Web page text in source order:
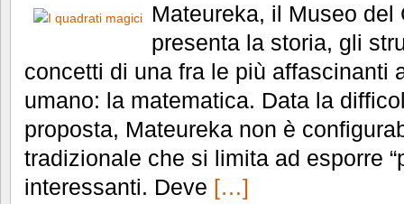
Mateureka, il Museo
presenta la storia, gli
concetti di una fra le più affascinanti
umano: la matematica. Data la
proposta, Mateureka non è
tradizionale che si limita ad esporre
interessanti. Deve […]